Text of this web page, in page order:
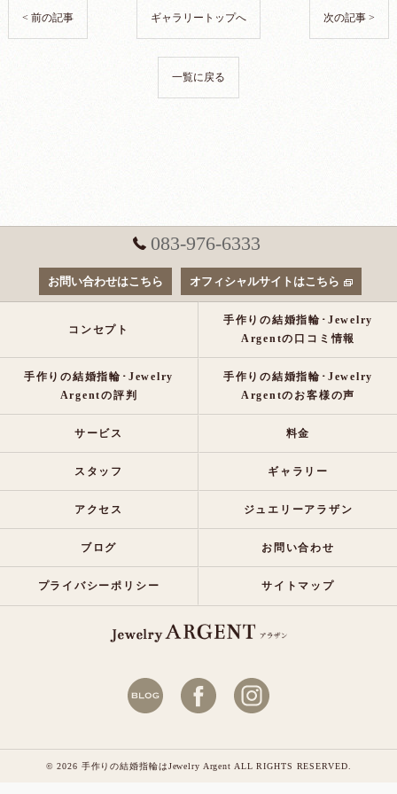
< 前の記事 ギャラリートップへ 次の記事 >
一覧に戻る
083-976-6333
お問い合わせはこちら オフィシャルサイトはこちら
コンセプト
手作りの結婚指輪･Jewelry
Argentの口コミ情報
手作りの結婚指輪･Jewelry
Argentの評判
手作りの結婚指輪･Jewelry
Argentのお客様の声
サービス 料金
スタッフ ギャラリー
アクセス ジュエリーアラザン
ブログ お問い合わせ
プライバシーポリシー サイトマップ
© 2026 手作りの結婚指輪はJewelry Argent ALL RIGHTS RESERVED.